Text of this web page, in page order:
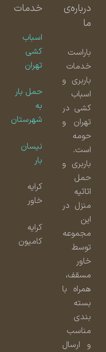
درباره‌ی
باراست
خدمات
باربری و
اسباب
کشی در
تهران و
حومه
است.
باربری و
حمل
اثاثیه
منزل در
مجموعه
توسط
مسقف،
همراه با
بسته
بندی
مناسب
و ارسال
خدمات
اسباب
کشی
تهران
حمل بار
شهرستان
نیسان
کامیون